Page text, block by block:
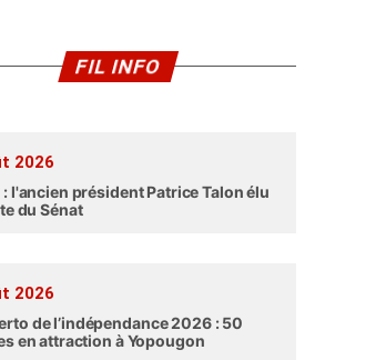
FIL INFO
2026
: l'ancien président Patrice Talon élu
du Sénat
2026
de l’indépendance 2026 : 50
en attraction à Yopougon